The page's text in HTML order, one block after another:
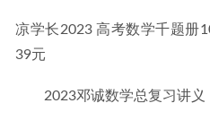
凉学长2023 高考数学千题册
39元
2023邓诚数学总复习讲